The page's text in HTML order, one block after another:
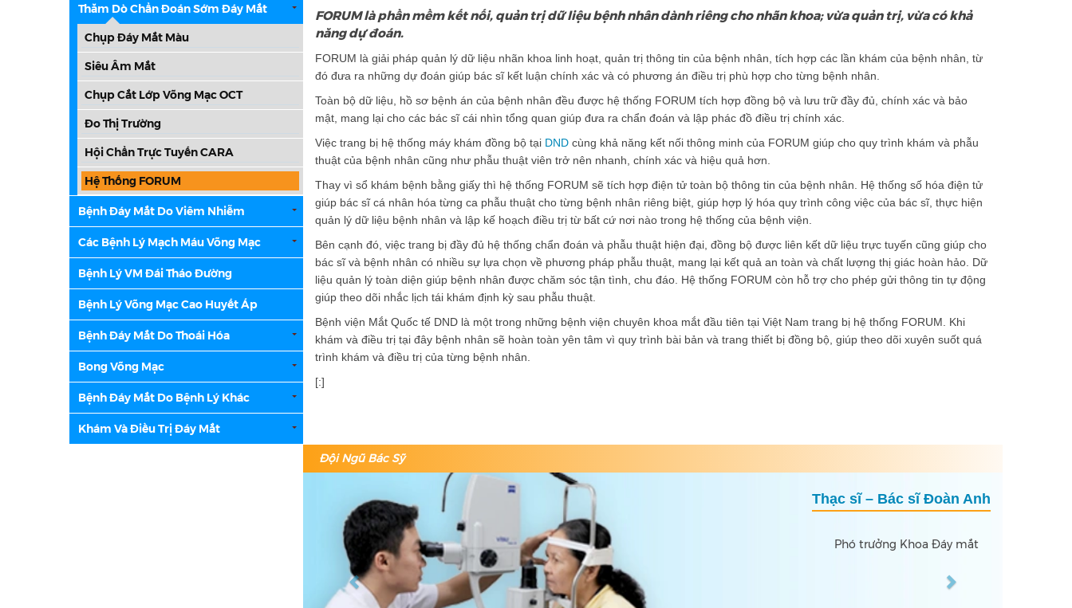
Thăm Dò Chẩn Đoán Sớm Đáy Mắt
Chụp Đáy Mắt Màu
Siêu Âm Mắt
Chụp Cắt Lớp Võng Mạc OCT
Đo Thị Trường
Hội Chẩn Trực Tuyến CARA
Hệ Thống FORUM
Bệnh Đáy Mắt Do Viêm Nhiễm
Các Bệnh Lý Mạch Máu Võng Mạc
Bệnh Lý VM Đái Tháo Đường
Bệnh Lý Võng Mạc Cao Huyết Áp
Bệnh Đáy Mắt Do Thoái Hóa
Bong Võng Mạc
Bệnh Đáy Mắt Do Bệnh Lý Khác
Khám Và Điều Trị Đáy Mắt
FORUM là phần mềm kết nối, quản trị dữ liệu bệnh nhân dành riêng cho nhãn khoa; vừa quản trị, vừa có khả
năng dự đoán.
FORUM là giải pháp quản lý dữ liệu nhãn khoa linh hoạt, quản trị thông tin của bệnh nhân, tích hợp các lần khám của bệnh nhân, từ
đó đưa ra những dự đoán giúp bác sĩ kết luận chính xác và có phương án điều trị phù hợp cho từng bệnh nhân.
Toàn bộ dữ liệu, hồ sơ bệnh án của bệnh nhân đều được hệ thống FORUM tích hợp đồng bộ và lưu trữ đầy đủ, chính xác và bảo
mật, mang lại cho các bác sĩ cái nhìn tổng quan giúp đưa ra chẩn đoán và lập phác đồ điều trị chính xác.
Việc trang bị hệ thống máy khám đồng bộ tại DNDcùng khả năng kết nối thông minh của FORUM giúp cho quy trình khám và phẫu
thuật của bệnh nhân cũng như phẫu thuật viên trở nên nhanh, chính xác và hiệu quả hơn.
Thay vì sổ khám bệnh bằng giấy thì hệ thống FORUM sẽ tích hợp điện tử toàn bộ thông tin của bệnh nhân. Hệ thống số hóa điện tử
giúp bác sĩ cá nhân hóa từng ca phẫu thuật cho từng bệnh nhân riêng biệt, giúp hợp lý hóa quy trình công việc của bác sĩ, thực hiện
quản lý dữ liệu bệnh nhân và lập kế hoạch điều trị từ bất cứ nơi nào trong hệ thống của bệnh viện.
Bên cạnh đó, việc trang bị đầy đủ hệ thống chẩn đoán và phẫu thuật hiện đại, đồng bộ được liên kết dữ liệu trực tuyến cũng giúp cho
bác sĩ và bệnh nhân có nhiều sự lựa chọn về phương pháp phẫu thuật, mang lại kết quả an toàn và chất lượng thị giác hoàn hảo. Dữ
liệu quản lý toàn diện giúp bệnh nhân được chăm sóc tận tình, chu đáo. Hệ thống FORUM còn hỗ trợ cho phép gửi thông tin tự động
giúp theo dõi nhắc lịch tái khám định kỳ sau phẫu thuật.
Bệnh viện Mắt Quốc tế DND là một trong những bệnh viện chuyên khoa mắt đầu tiên tại Việt Nam trang bị hệ thống FORUM. Khi
khám và điều trị tại đây bệnh nhân sẽ hoàn toàn yên tâm vì quy trình bài bản và trang thiết bị đồng bộ, giúp theo dõi xuyên suốt quá
trình khám và điều trị của từng bệnh nhân.
[:]
Đội Ngũ Bác Sỹ
Thạc sĩ – Bác sĩ Đoàn Anh
Phó trưởng Khoa Đáy mắt